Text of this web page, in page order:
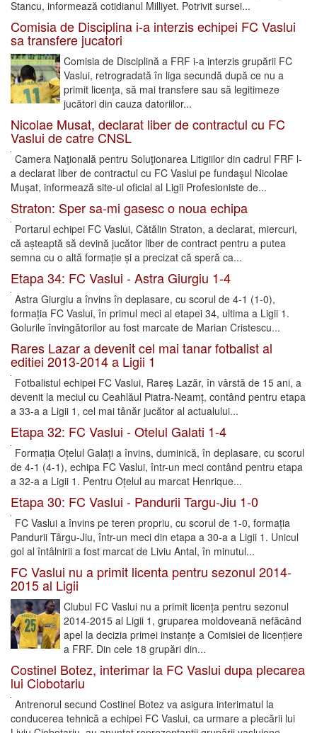
Stancu, informează cotidianul Milliyet. Potrivit sursei...
Comisia de Disciplina i-a interzis echipei FC Vaslui
sa transfere jucatori
Comisia de Disciplină a FRF i-a interzis grupării FC
Vaslui, retrogradată în liga secundă după ce nu a
primit licenţa, să mai transfere sau să legitimeze
jucători din cauza datoriilor...
Nicolae Musat, declarat liber de contractul cu FC
Vaslui de catre CNSL
Camera Naţională pentru Soluţionarea Litigiilor din cadrul FRF l-
a declarat liber de contractul cu FC Vaslui pe fundaşul Nicolae
Muşat, informează site-ul oficial al Ligii Profesioniste de...
Straton: Sper sa-mi gasesc o noua echipa
Portarul echipei FC Vaslui, Cătălin Straton, a declarat, miercuri,
că așteaptă să devină jucător liber de contract pentru a putea
semna cu o altă formație și a precizat că speră ca...
Etapa 34: FC Vaslui - Astra Giurgiu 1-4
Astra Giurgiu a învins în deplasare, cu scorul de 4-1 (1-0),
formația FC Vaslui, în primul meci al etapei 34, ultima a Ligii 1.
Golurile învingătorilor au fost marcate de Marian Cristescu...
Rares Lazar a devenit cel mai tanar fotbalist al
editiei 2013-2014 a Ligii 1
Fotbalistul echipei FC Vaslui, Rareș Lazăr, în vârstă de 15 ani, a
devenit la meciul cu Ceahlăul Piatra-Neamț, contând pentru etapa
a 33-a a Ligii 1, cel mai tânăr jucător al actualului...
Etapa 32: FC Vaslui - Otelul Galati 1-4
Formația Oțelul Galați a învins, duminică, în deplasare, cu scorul
de 4-1 (4-1), echipa FC Vaslui, într-un meci contând pentru etapa
a 32-a a Ligii 1. Pentru Oțelul au marcat Henrique...
Etapa 30: FC Vaslui - Pandurii Targu-Jiu 1-0
FC Vaslui a învins pe teren propriu, cu scorul de 1-0, formația
Pandurii Târgu-Jiu, într-un meci din etapa a 30-a a Ligii 1. Unicul
gol al întâlnirii a fost marcat de Liviu Antal, în minutul...
FC Vaslui nu a primit licenta pentru sezonul 2014-
2015 al Ligii
Clubul FC Vaslui nu a primit licența pentru sezonul
2014-2015 al Ligii 1, gruparea moldoveană nefăcând
apel la decizia primei instanțe a Comisiei de licențiere
a FRF. Din cele 18 grupări din...
Costinel Botez, interimar la FC Vaslui dupa plecarea
lui Ciobotariu
Antrenorul secund Costinel Botez va asigura interimatul la
conducerea tehnică a echipei FC Vaslui, ca urmare a plecării lui